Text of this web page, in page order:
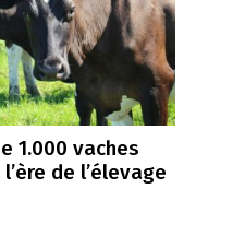
1.000 vaches
de l’élevage